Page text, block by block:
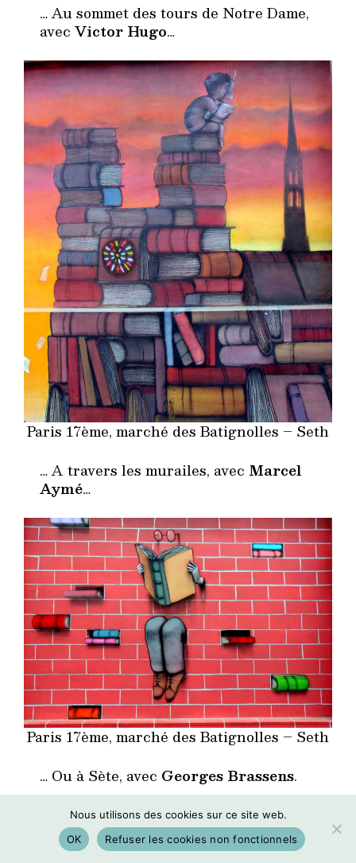
… Au sommet des tours de Notre Dame,
avec Victor Hugo…
Paris 17ème, marché des Batignolles – Seth
… A travers les murailes, avec Marcel
Aymé…
Paris 17ème, marché des Batignolles – Seth
… Ou à Sète, avec Georges Brassens.
Nous utilisons des cookies sur ce site web.
OK
Refuser les cookies non fonctionnels